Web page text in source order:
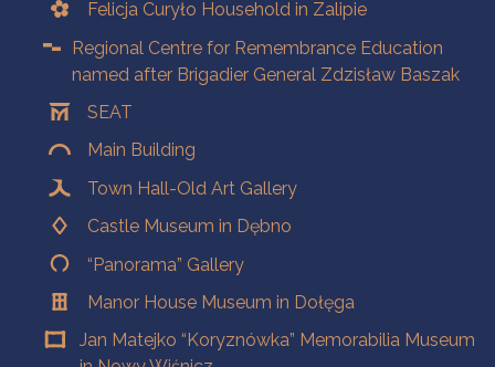
Felicja Curyło Household in Zalipie
Regional Centre for Remembrance Education
named after Brigadier General Zdzisław Baszak
SEAT
Main Building
Town Hall-Old Art Gallery
Castle Museum in Dębno
“Panorama” Gallery
Manor House Museum in Dołęga
Jan Matejko “Koryznówka” Memorabilia Museum